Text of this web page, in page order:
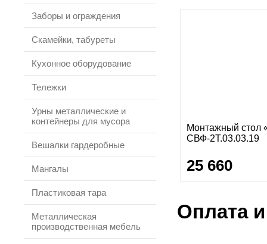
Заборы и ограждения
Скамейки, табуреты
Кухонное оборудование
Тележки
Урны металлические и
контейнеры для мусора
Вешалки гардеробные
Мангалы
Пластиковая тара
Металлическая
производственная мебель
Монтажный стол
СВФ-2Т.03.03.19
25 660
Оплата